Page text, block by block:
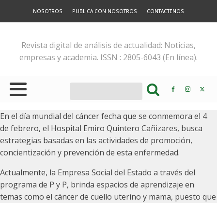
NOSOTROS PUBLICA CON NOSOTROS CONTACTENOS
Revista digital de análisis de actualidad: Noticias,
empresas y academia. ISSN : 2805-6043 (En línea).
En el día mundial del cáncer fecha que se conmemora el 4
de febrero, el Hospital Emiro Quintero Cañizares, busca
estrategias basadas en las actividades de promoción,
concientización y prevención de esta enfermedad.
Actualmente, la Empresa Social del Estado a través del
programa de P y P, brinda espacios de aprendizaje en
temas como el cáncer de cuello uterino y mama, puesto que